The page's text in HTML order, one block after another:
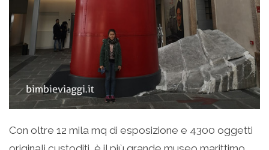
Con oltre 12 mila mq di esposizione e 4300 oggetti